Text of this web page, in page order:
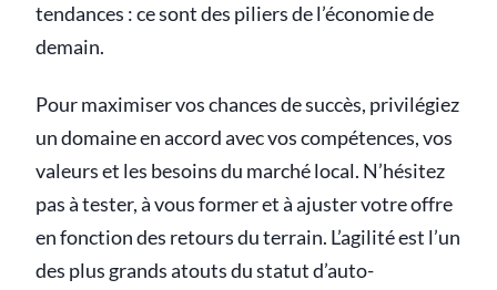
tendances : ce sont des piliers de l’économie de
demain.
Pour maximiser vos chances de succès, privilégiez
un domaine en accord avec vos compétences, vos
valeurs et les besoins du marché local. N’hésitez
pas à tester, à vous former et à ajuster votre offre
en fonction des retours du terrain. L’agilité est l’un
des plus grands atouts du statut d’auto-